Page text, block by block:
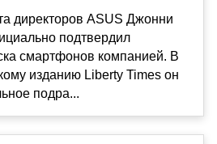
директоров ASUS Джонни
подтвердил
смартфонов компанией. В
изданию Liberty Times он
подра...